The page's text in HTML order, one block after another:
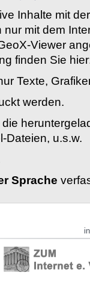
Inhalte mit
mit dem
Viewer
finden Sie
Texte,
werden.
Dateien, u.s.w.
Sprache